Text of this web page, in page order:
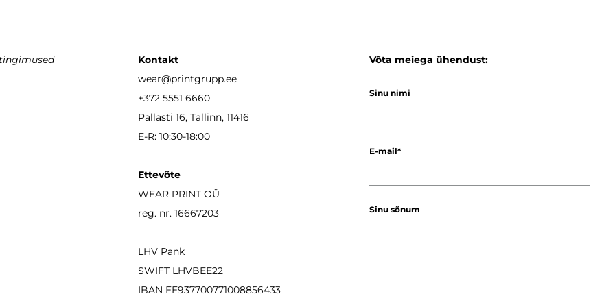
Kontakt
wear@printgrupp.ee
+372 5551 6660
Pallasti 16, Tallinn, 11416
E-R: 10:30-18:00
Ettevõte
WEAR PRINT OÜ
reg. nr. 16667203
LHV Pank
SWIFT LHVBEE22
IBAN EE937700771008856433
Võta meiega ühendust:
Sinu nimi
E-mail
Sinu sõnum